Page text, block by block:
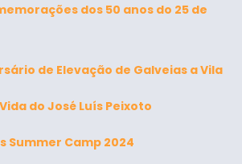
dos 50 anos do 25 de
de Elevação de Galveias a Vila
do José Luís Peixoto
Summer Camp 2024